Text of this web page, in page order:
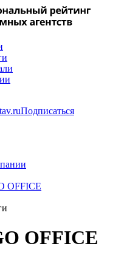
Подписаться
OFFICE
OFFICE